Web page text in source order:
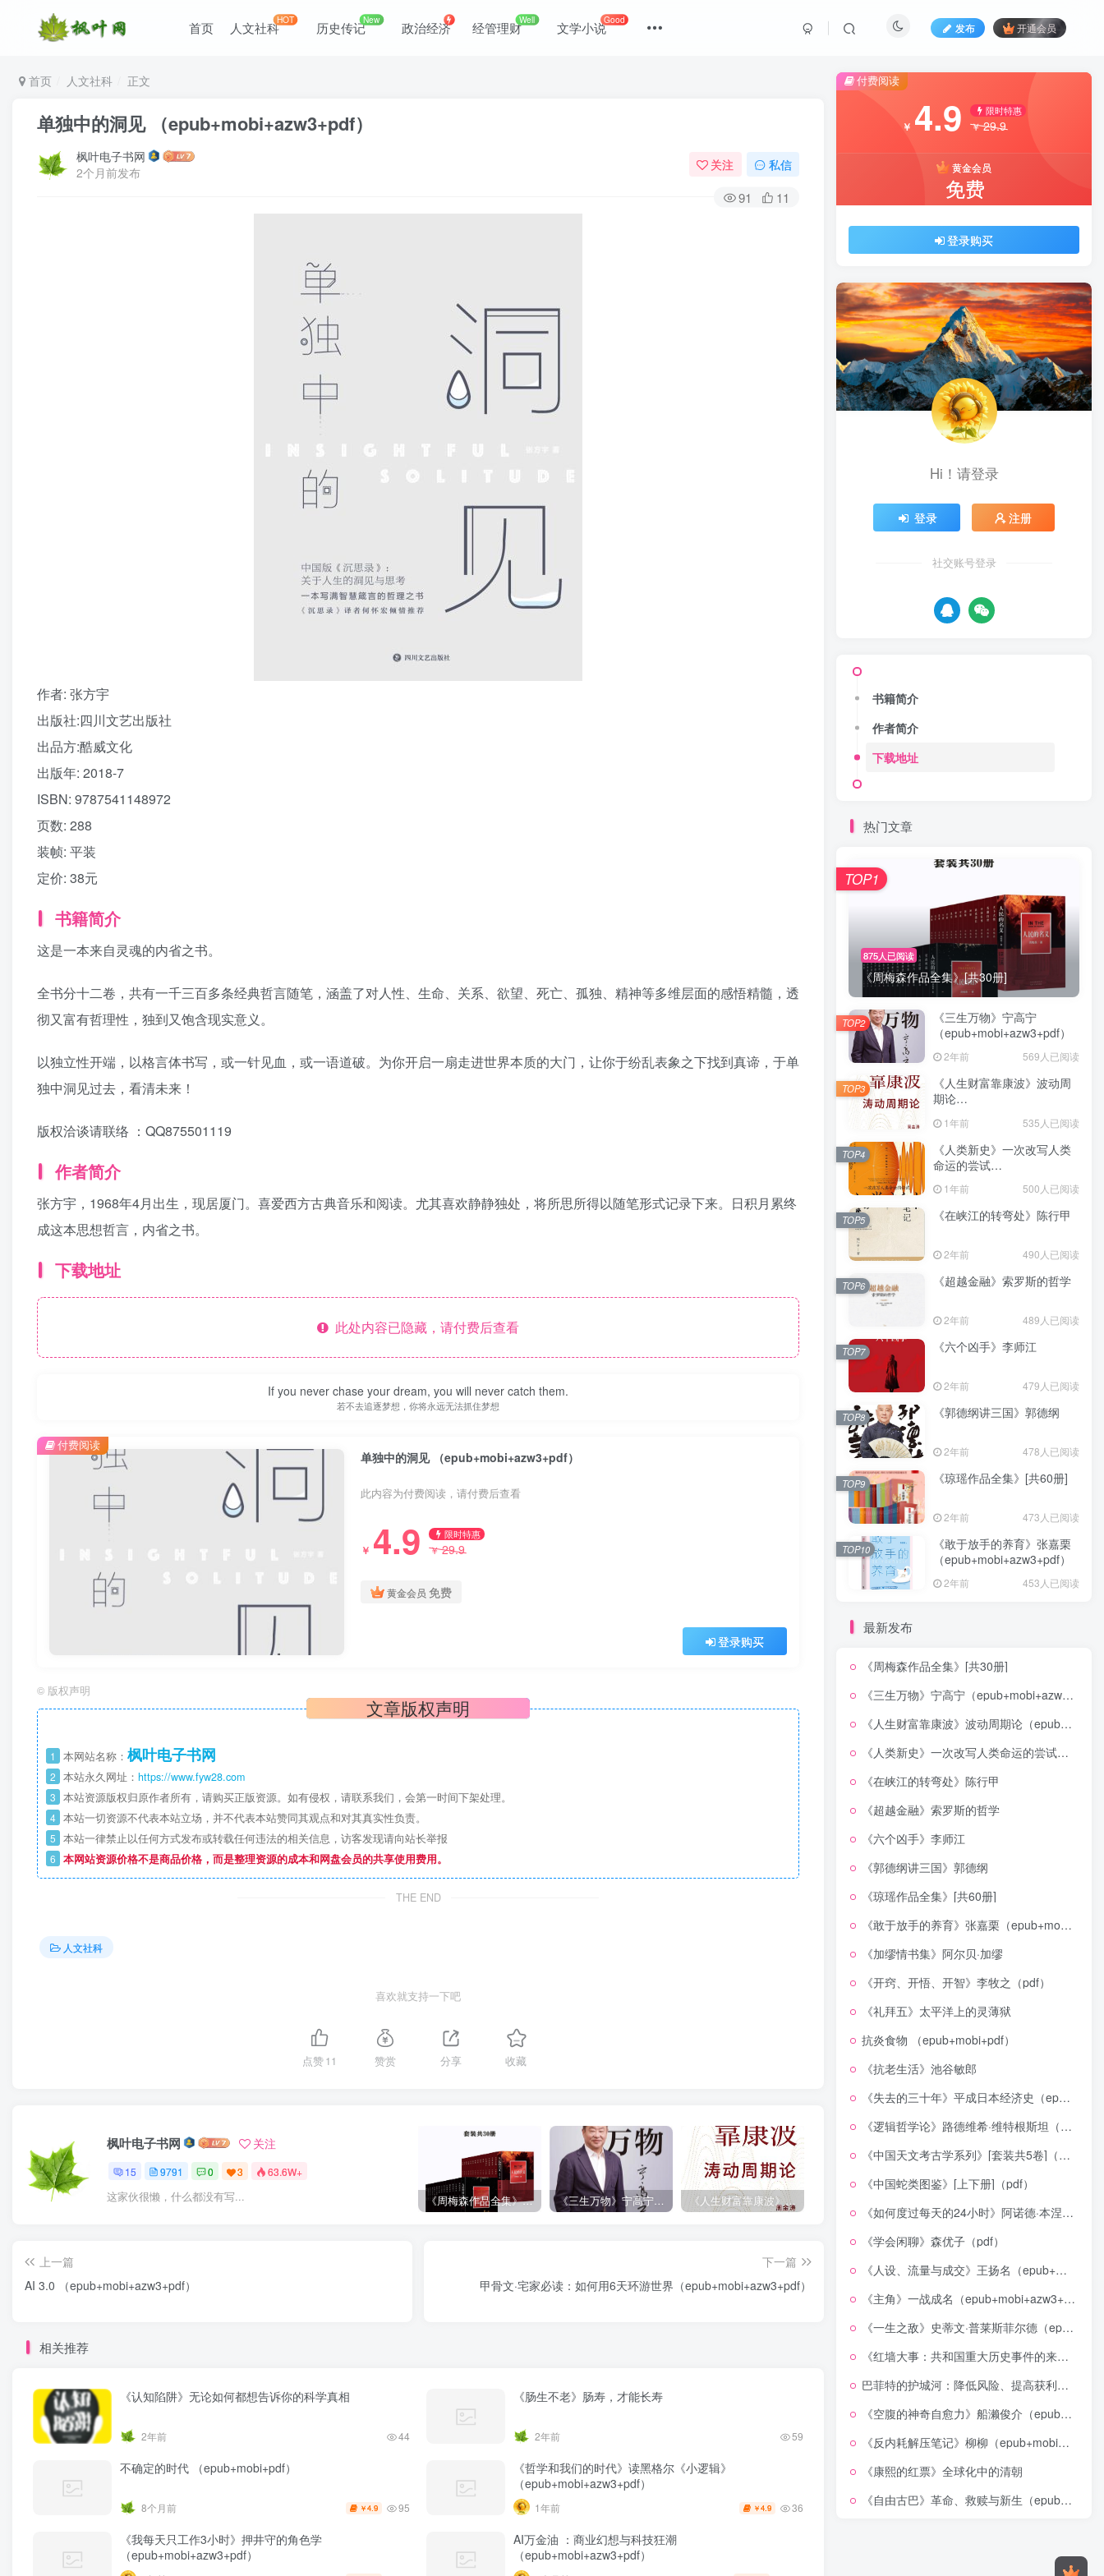
首页 人文社科HOT 历史传记New 政治经济 经管理财Well 文学小说Good
发布 开通会员
首页 人文社科 正文
单独中的洞见 （epub+mobi+azw3+pdf）
枫叶电子书网
2个月前发布
关注 私信
91 11
作者: 张方宇
出版社:四川文艺出版社
出品方:酷威文化
出版年: 2018-7
ISBN: 9787541148972
页数: 288
装帧: 平装
定价: 38元
书籍简介
这是一本来自灵魂的内省之书。
全书分十二卷，共有一千三百多条经典哲言随笔，涵盖了对人性、生命、关系、欲望、死亡、孤独、精神等多维层面的感悟精髓，透
彻又富有哲理性，独到又饱含现实意义。
以独立性开端，以格言体书写，或一针见血，或一语道破。为你开启一扇走进世界本质的大门，让你于纷乱表象之下找到真谛，于单
独中洞见过去，看清未来！
版权洽谈请联络 ：QQ875501119
作者简介
张方宇，1968年4月出生，现居厦门。喜爱西方古典音乐和阅读。尤其喜欢静静独处，将所思所得以随笔形式记录下来。日积月累终
成这本思想哲言，内省之书。
下载地址
此处内容已隐藏，请付费后查看
If you never chase your dream, you will never catch them.
若不去追逐梦想，你将永远无法抓住梦想
单独中的洞见 （epub+mobi+azw3+pdf）
此内容为付费阅读，请付费后查看
￥ 4.9 限时特惠
￥29.9
黄金会员 免费
登录购买
付费阅读
© 版权声明
文章版权声明
1 本网站名称： 枫叶电子书网
2 本站永久网址： https://www.fyw28.com
3 本站资源版权归原作者所有，请购买正版资源。如有侵权，请联系我们，会第一时间下架处理。
4 本站一切资源不代表本站立场，并不代表本站赞同其观点和对其真实性负责。
5 本站一律禁止以任何方式发布或转载任何违法的相关信息，访客发现请向站长举报
6 本网站资源价格不是商品价格，而是整理资源的成本和网盘会员的共享使用费用。
THE END
人文社科
喜欢就支持一下吧
点赞11 赞赏 分享 收藏
枫叶电子书网 关注
15 9791 0 3 63.6W+
这家伙很懒，什么都没有写... 《周梅森作品全集》[共30册] 《三生万物》宁高宁（epub+mobi+azw3+pdf） 《人生财富靠康波》波动周期论（epub+mobi+azw3+pdf）
上一篇
AI 3.0 （epub+mobi+azw3+pdf）
下一篇
甲骨文·宅家必读：如何用6天环游世界（epub+mobi+azw3+pdf）
相关推荐
《认知陷阱》无论如何都想告诉你的科学真相
2年前 44
《肠生不老》肠寿，才能长寿
2年前 59
不确定的时代 （epub+mobi+pdf）
8个月前 ￥4.9 95
《哲学和我们的时代》读黑格尔《小逻辑》
（epub+mobi+azw3+pdf）
1年前 ￥4.9 36
《我每天只工作3小时》押井守的角色学
（epub+mobi+azw3+pdf）
AI万金油 ：商业幻想与科技狂潮
（epub+mobi+azw3+pdf）
付费阅读
￥ 4.9 限时特惠
￥29.9
黄金会员
免费
登录购买
Hi！请登录
登录 注册
社交账号登录
书籍简介
作者简介
下载地址
热门文章
875人已阅读
《周梅森作品全集》[共30册]
TOP1
《三生万物》宁高宁
（epub+mobi+azw3+pdf）
2年前 569人已阅读
TOP2
《人生财富靠康波》波动周
期论
1年前 535人已阅读
TOP3
《人类新史》一次改写人类
命运的尝试
1年前 500人已阅读
TOP4
《在峡江的转弯处》陈行甲
2年前 490人已阅读
TOP5
《超越金融》索罗斯的哲学
2年前 489人已阅读
TOP6
《六个凶手》李师江
2年前 479人已阅读
TOP7
《郭德纲讲三国》郭德纲
2年前 478人已阅读
TOP8
《琼瑶作品全集》[共60册]
2年前 473人已阅读
TOP9
《敢于放手的养育》张嘉栗
（epub+mobi+azw3+pdf）
2年前 453人已阅读
TOP10
最新发布
《周梅森作品全集》[共30册]
《三生万物》宁高宁（epub+mobi+azw3+pdf）
《人生财富靠康波》波动周期论（epub+mobi+azw3+pdf）
《人类新史》一次改写人类命运的尝试（epub+mobi+azw3+pdf）
《在峡江的转弯处》陈行甲
《超越金融》索罗斯的哲学
《六个凶手》李师江
《郭德纲讲三国》郭德纲
《琼瑶作品全集》[共60册]
《敢于放手的养育》张嘉栗（epub+mobi+azw3+pdf）
《加缪情书集》阿尔贝·加缪
《开窍、开悟、开智》李牧之（pdf）
《礼拜五》太平洋上的灵薄狱
抗炎食物 （epub+mobi+pdf）
《抗老生活》池谷敏郎
《失去的三十年》平成日本经济史（epub+mobi+azw3+pdf）
《逻辑哲学论》路德维希·维特根斯坦（epub+mobi+azw3+pdf）
《中国天文考古学系列》[套装共5卷]（epub+mobi+azw3+pdf）
《中国蛇类图鉴》[上下册]（pdf）
《如何度过每天的24小时》阿诺德·本涅特（epub+mobi+azw3+pdf）
《学会闲聊》森优子（pdf）
《人设、流量与成交》王扬名（epub+mobi+azw3+pdf）
《主角》一战成名（epub+mobi+azw3+pdf）
《一生之敌》史蒂文·普莱斯菲尔德（epub+mobi+azw3+pdf）
《红墙大事：共和国重大历史事件的来龙去脉》（全二册）（pdf）
巴菲特的护城河：降低风险、提高获利的股市真规则(epub+azw3+mobi)
《空腹的神奇自愈力》船濑俊介（epub+mobi+azw3+pdf）
《反内耗解压笔记》柳柳（epub+mobi+azw3+pdf）
《康熙的红票》全球化中的清朝
《自由古巴》革命、救赎与新生（epub+mobi+azw3+pdf）
没有账号？立即注册
用户名/手机号/邮箱
登录密码
登录